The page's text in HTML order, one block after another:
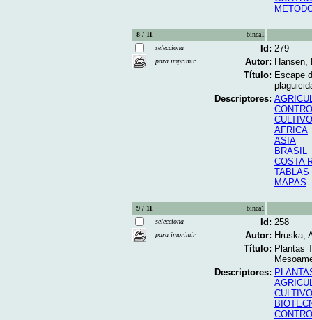
8 / 11
binca1
selecciona
para imprimir
Id: 279
Autor: Hansen,
Título: Escape
Descriptores:
AFRICA
ASIA
BRASIL
COSTA
TABLAS
MAPAS
9 / 11
binca1
selecciona
para imprimir
Id: 258
Autor: Hruska,
Título: Plantas
Descriptores: